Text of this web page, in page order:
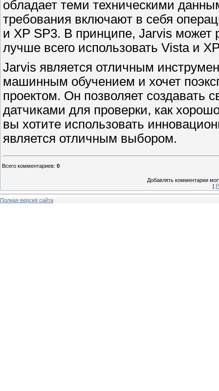
обладает теми техническими
требования включают в себя
и XP SP3. В принципе, Jarvis может
лучше всего использовать Vista и
Jarvis является отличным
машинным обучением и хочет
проектом. Он позволяет создавать
датчиками для проверки, как
вы хотите использовать
является отличным выбором.
Всего комментариев: 0
Добавлять комментарии
[
Полная версия сайта